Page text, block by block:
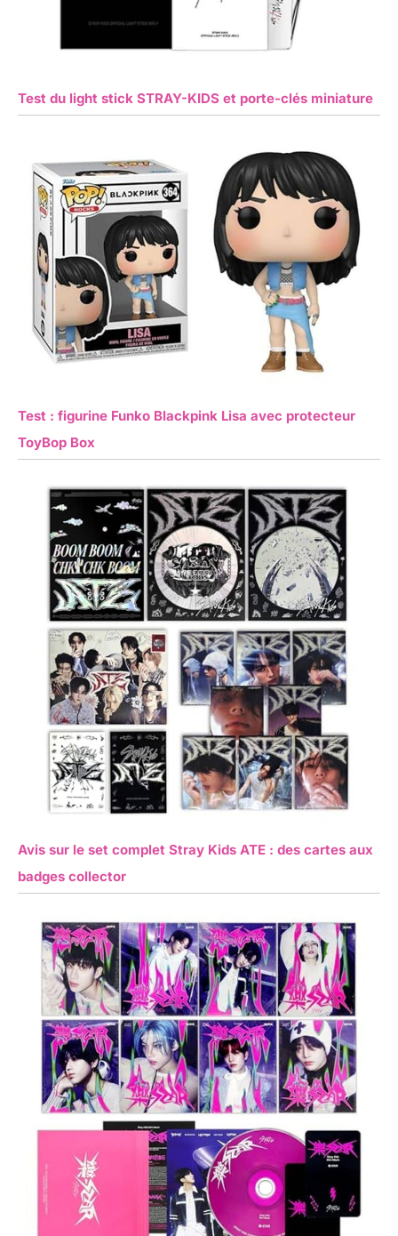
Test du light stick STRAY-KIDS et porte-clés miniature
Test : figurine Funko Blackpink Lisa avec protecteur
ToyBop Box
Avis sur le set complet Stray Kids ATE : des cartes aux
badges collector